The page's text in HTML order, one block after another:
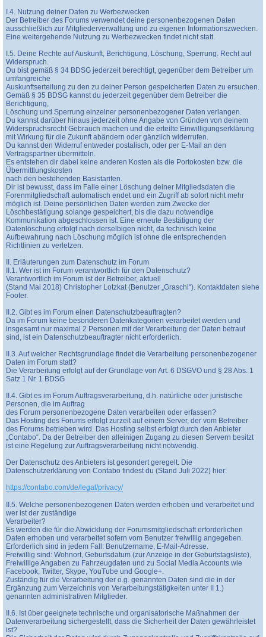
I.4. Nutzung deiner Daten zu Werbezwecken
Der Betreiber des Forums verwendet deine personenbezogenen Daten
ausschließlich zur Mitgliederverwaltung und zu eigenen Informationszwecken.
Eine weitergehende Nutzung zu Werbezwecken findet nicht statt.
I.5. Deine Rechte auf Auskunft, Berichtigung, Löschung, Sperrung. Recht auf
Widerspruch.
Du bist gemäß § 34 BDSG jederzeit berechtigt, gegenüber dem Betreiber um
umfangreiche
Auskunftserteilung zu den zu deiner Person gespeicherten Daten zu ersuchen.
Gemäß § 35 BDSG kannst du jederzeit gegenüber dem Betreiber die
Berichtigung,
Löschung und Sperrung einzelner personenbezogener Daten verlangen.
Du kannst darüber hinaus jederzeit ohne Angabe von Gründen von deinem
Widerspruchsrecht Gebrauch machen und die erteilte Einwilligungserklärung
mit Wirkung für die Zukunft abändern oder gänzlich widerrufen.
Du kannst den Widerruf entweder postalisch, oder per E-Mail an den
Vertragspartner übermitteln.
Es entstehen dir dabei keine anderen Kosten als die Portokosten bzw. die
Übermittlungskosten
nach den bestehenden Basistarifen.
Dir ist bewusst, dass im Falle einer Löschung deiner Mitgliedsdaten die
Forenmitgliedschaft automatisch endet und ein Zugriff ab sofort nicht mehr
möglich ist. Deine persönlichen Daten werden zum Zwecke der
Löschbestätigung solange gespeichert, bis die dazu notwendige
Kommunikation abgeschlossen ist. Eine erneute Bestätigung der
Datenlöschung erfolgt nach derselbigen nicht, da technisch keine
Aufbewahrung nach Löschung möglich ist ohne die entsprechenden
Richtlinien zu verletzen.
II. Erläuterungen zum Datenschutz im Forum
II.1. Wer ist im Forum verantwortlich für den Datenschutz?
Verantwortlich im Forum ist der Betreiber, aktuell
(Stand Mai 2018) Christopher Lotzkat (Benutzer „Graschi“). Kontaktdaten siehe
Footer.
II.2. Gibt es im Forum einen Datenschutzbeauftragten?
Da im Forum keine besonderen Datenkategorien verarbeitet werden und
insgesamt nur maximal 2 Personen mit der Verarbeitung der Daten betraut
sind, ist ein Datenschutzbeauftragter nicht erforderlich.
II.3. Auf welcher Rechtsgrundlage findet die Verarbeitung personenbezogener
Daten im Forum statt?
Die Verarbeitung erfolgt auf der Grundlage von Art. 6 DSGVO und § 28 Abs. 1
Satz 1 Nr. 1 BDSG
II.4. Gibt es im Forum Auftragsverarbeitung, d.h. natürliche oder juristische
Personen, die im Auftrag
des Forum personenbezogene Daten verarbeiten oder erfassen?
Das Hosting des Forums erfolgt zurzeit auf einem Server, der vom Betreiber
des Forums betrieben wird. Das Hosting selbst erfolgt durch den Anbieter
„Contabo“. Da der Betreiber den alleinigen Zugang zu diesen Servern besitzt
ist eine Regelung zur Auftragsverarbeitung nicht notwendig.
Der Datenschutz des Anbieters ist gesondert geregelt. Die
Datenschutzerklärung von Contabo findest du (Stand Juli 2022) hier:
https://contabo.com/de/legal/privacy/
II.5. Welche personenbezogenen Daten werden erhoben und verarbeitet und
wer ist der zuständige
Verarbeiter?
Es werden die für die Abwicklung der Forumsmitgliedschaft erforderlichen
Daten erhoben und verarbeitet sofern vom Benutzer freiwillig angegeben.
Erforderlich sind in jedem Fall: Benutzername, E-Mail-Adresse.
Freiwillig sind: Wohnort, Geburtsdatum (zur Anzeige in der Geburtstagsliste),
Freiwillige Angaben zu Fahrzeugdaten und zu Social Media Accounts wie
Facebook, Twitter, Skype, YouTube und Google+.
Zuständig für die Verarbeitung der o.g. genannten Daten sind die in der
Ergänzung zum Verzeichnis von Verarbeitungstätigkeiten unter II 1.)
genannten administrativen Mitglieder.
II.6. Ist über geeignete technische und organisatorische Maßnahmen der
Datenverarbeitung sichergestellt, dass die Sicherheit der Daten gewährleistet
ist?